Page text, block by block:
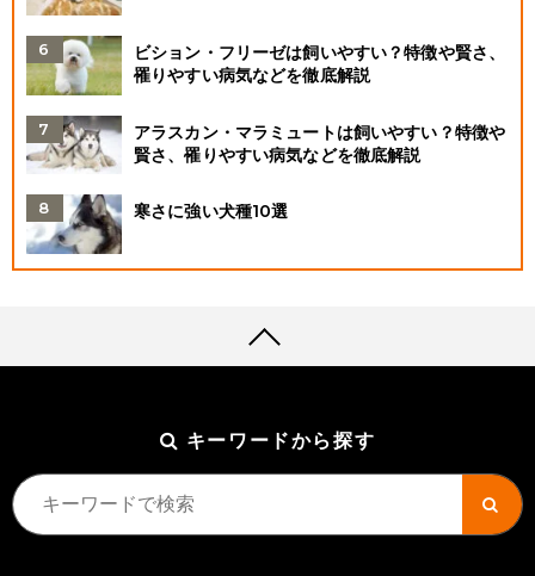
ビション・フリーゼは飼いやすい？特徴や賢さ、
罹りやすい病気などを徹底解説
アラスカン・マラミュートは飼いやすい？特徴や
賢さ、罹りやすい病気などを徹底解説
寒さに強い犬種10選
キーワードから探す